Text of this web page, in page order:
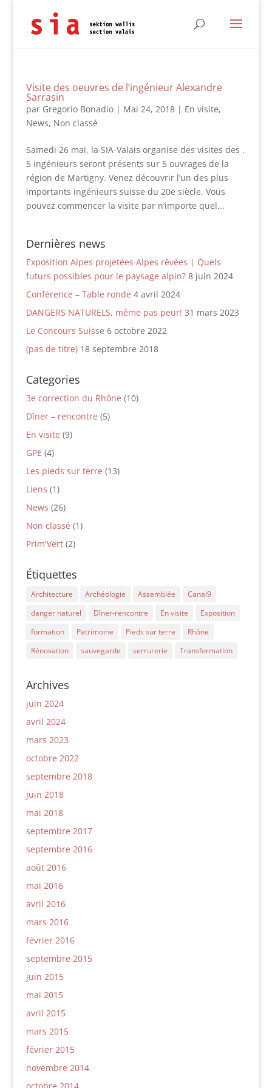
Visite des oeuvres de l’ingénieur Alexandre
Sarrasin
par Gregorio Bonadio| Mai 24, 2018| En visite,
News, Non classé
Samedi 26 mai, la SIA-Valais organise des visites des .
5 ingénieurs seront présents sur 5 ouvrages de la
région de Martigny. Venez découvrir l’un des plus
importants ingénieurs suisse du 20e siècle. Vous
pouvez commencer la visite par n’importe quel...
Dernières news
Exposition Alpes projetées Alpes rêvées | Quels
futurs possibles pour le paysage alpin? 8 juin 2024
Conférence – Table ronde 4 avril 2024
DANGERS NATURELS, même pas peur! 31 mars 2023
Le Concours Suisse 6 octobre 2022
(pas de titre) 18 septembre 2018
Categories
3e correction du Rhône (10)
Dîner – rencontre (5)
En visite (9)
GPE (4)
Les pieds sur terre (13)
Liens (1)
News (26)
Non classé (1)
Prim'Vert(2)
Étiquettes
Architecture Archéologie Assemblée
Canal9
danger naturel
Dîner-rencontre En visite
Exposition
formation
Patrimoine Pieds sur terre
Rhône
Rénovation
sauvegarde serrurerie Transformation
Archives
juin 2024
avril 2024
mars 2023
octobre 2022
septembre 2018
juin 2018
mai 2018
septembre 2017
septembre 2016
août 2016
mai 2016
avril 2016
mars 2016
février 2016
septembre 2015
juin 2015
mai 2015
avril 2015
mars 2015
février 2015
novembre 2014